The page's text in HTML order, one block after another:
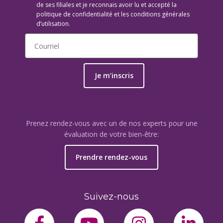
de ses filiales et je reconnais avoir lu et accepté la
politique de confidentialité et les conditions générales
d’utilisation.
Je m’inscris
Prenez rendez-vous avec un de nos experts pour une
évaluation de votre bien-être:
Prendre rendez-vous
Suivez-nous